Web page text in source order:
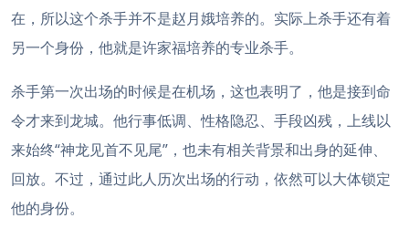
在，所以这个杀手并不是赵月娥培养的。实际上杀手还有着
另一个身份，他就是许家福培养的专业杀手。
杀手第一次出场的时候是在机场，这也表明了，他是接到命
令才来到龙城。他行事低调、性格隐忍、手段凶残，上线以
来始终“神龙见首不见尾”，也未有相关背景和出身的延伸、
回放。不过，通过此人历次出场的行动，依然可以大体锁定
他的身份。